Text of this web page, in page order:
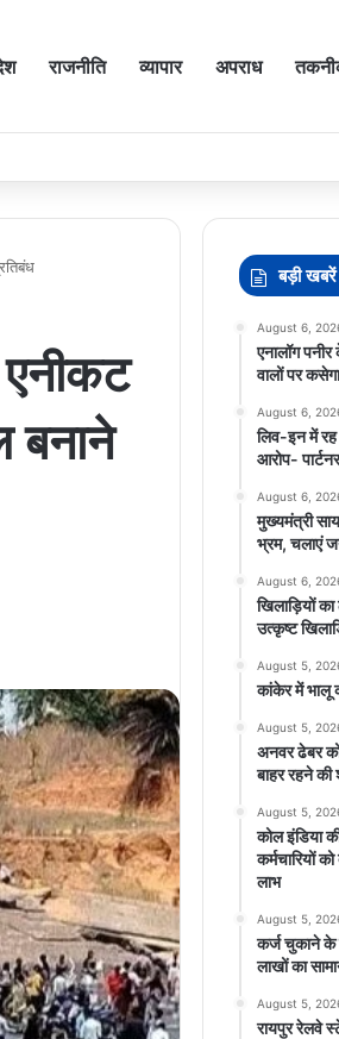
राजनीति व्यापार अपराध
बनाने
बड़ी खबरें
August 6,
एनालॉग
वालों पर
August 6,
लिव-इन में रह
आरोप-
August 6,
मुख्यमंत्री
भ्रम, चलाएं
August 6,
खिलाड़ियों
उत्कृष्ट
August 5,
कांकेर में भालू
August 5,
अनवर ढेबर
बाहर रहने की
August 5,
कोल इंडिया
कर्मचारियों
लाभ
August 5,
कर्ज चुकाने के
लाखों का
August 5,
रायपुर रेलवे